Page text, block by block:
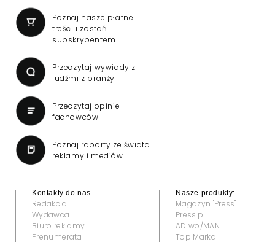
Poznaj nasze płatne
treści i zostań
subskrybentem
Przeczytaj wywiady z
ludźmi z branży
Przeczytaj opinie
fachowców
Poznaj raporty ze świata
reklamy i mediów
Kontakty do nas
Redakcja
Wydawca
Biuro reklamy
Prenumerata
Nasze produkty:
Magazyn "Press"
Press.pl
AD wo/MAN
Top Marka